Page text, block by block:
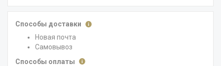
Способы доставки
Новая почта
Самовывоз
Способы оплаты